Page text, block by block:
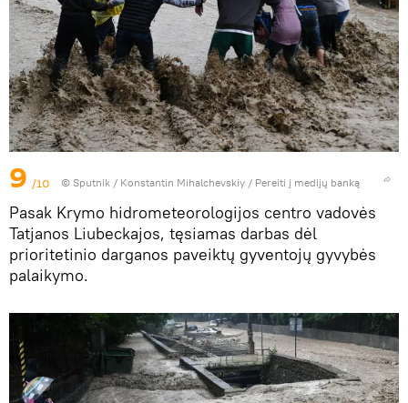
9 /10 © Sputnik / Konstantin Mihalchevskiy / Pereiti į medijų banką
Pasak Krymo hidrometeorologijos centro vadovės
Tatjanos Liubeckajos, tęsiamas darbas dėl
prioritetinio darganos paveiktų gyventojų gyvybės
palaikymo.